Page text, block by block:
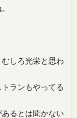
しろ光栄と思わ
ランもやってる
るとは聞かない